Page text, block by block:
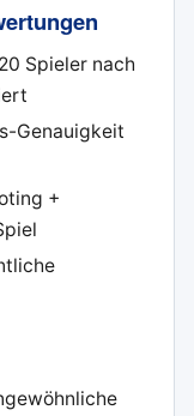
Spieler nach
Genauigkeit
+